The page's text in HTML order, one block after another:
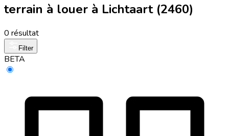
terrain à louer à Lichtaart (2460)
0 résultat
Filter
BETA